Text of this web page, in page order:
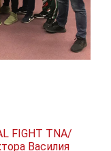
FIGHT TNA/
Василия